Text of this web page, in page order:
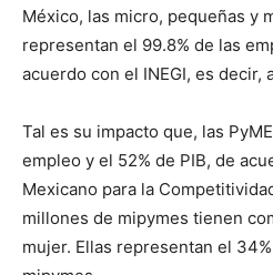
México, las micro, pequeñas y
representan el 99.8% de las
acuerdo con el INEGI, es
Tal es su impacto que, las
empleo y el 52% de PIB, de
Mexicano para la
millones de mipymes tienen
mujer. Ellas representan el